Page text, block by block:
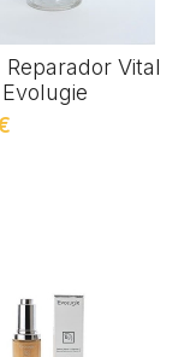
Reparador Vital